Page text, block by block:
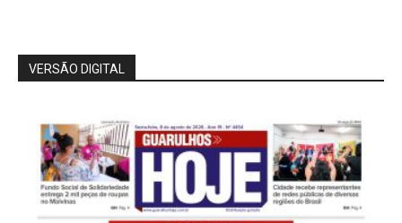
VERSÃO DIGITAL